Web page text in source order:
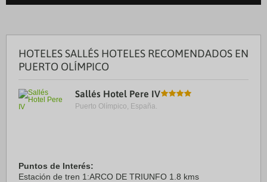
HOTELES SALLÉS HOTELES RECOMENDADOS EN
PUERTO OLÍMPICO
Sallés Hotel Pere IV
Puerto Olímpico, España.
Puntos de Interés:
Estación de tren 1:ARCO DE TRIUNFO 1.8 kms